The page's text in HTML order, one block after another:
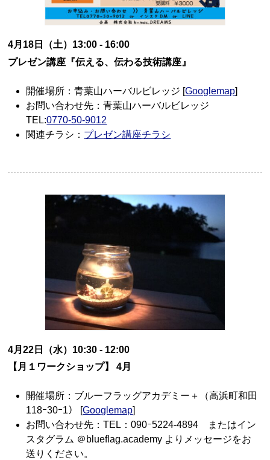
4月18日（土）13:00 - 16:00
プレゼン講座『伝える、伝わる技術講座』
開催場所：青葉山ハーバルビレッジ [Googlemap]
お問い合わせ先：青葉山ハーバルビレッジ
TEL:0770-50-9012
関連チラシ： プレゼン講座チラシ
4月22日（水）10:30 - 12:00
【月１ワークショップ】 4月
開催場所：ブルーフラッグアカデミー＋（高浜町和田
118ｰ30ｰ1） [Googlemap]
お問い合わせ先：TEL：090ｰ5224-4894 またはイン
スタグラム ＠blueflag.academy よりメッセージをお
送りください。